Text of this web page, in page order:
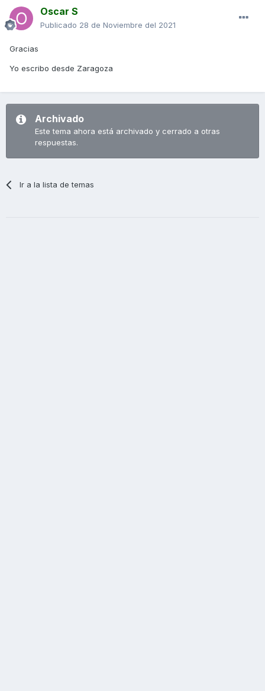
Oscar S
Publicado 28 de Noviembre del 2021
Gracias
Yo escribo desde Zaragoza
Archivado
Este tema ahora está archivado y cerrado a otras
respuestas.
Ir a la lista de temas